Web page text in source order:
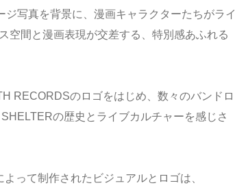
写真を背景に、漫画キャラクターたちがライ
空間と漫画表現が交差する、特別感あふれる
RECORDSのロゴをはじめ、数々のバンドロ
SHELTERの歴史とライブカルチャーを感じさ
って制作されたビジュアルとロゴは、